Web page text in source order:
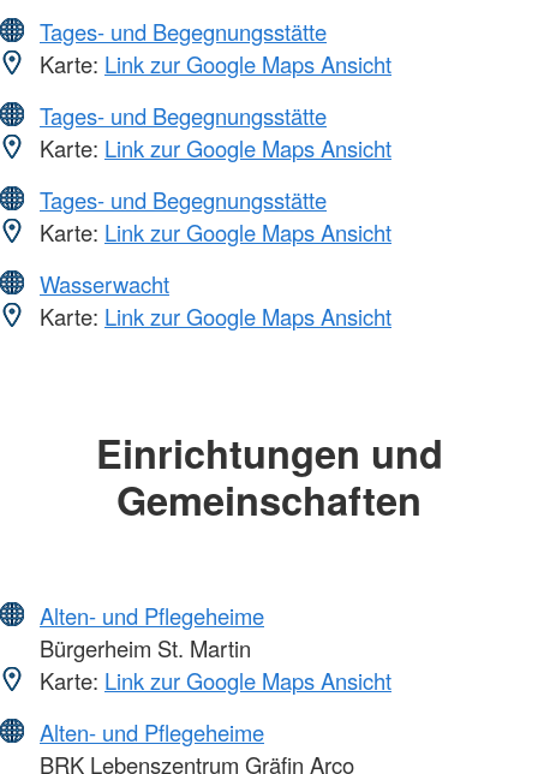
Tages- und Begegnungsstätte
Karte: Link zur Google Maps Ansicht
Tages- und Begegnungsstätte
Karte: Link zur Google Maps Ansicht
Tages- und Begegnungsstätte
Karte: Link zur Google Maps Ansicht
Wasserwacht
Karte: Link zur Google Maps Ansicht
Einrichtungen und
Gemeinschaften
Alten- und Pflegeheime
Bürgerheim St. Martin
Karte: Link zur Google Maps Ansicht
Alten- und Pflegeheime
BRK Lebenszentrum Gräfin Arco